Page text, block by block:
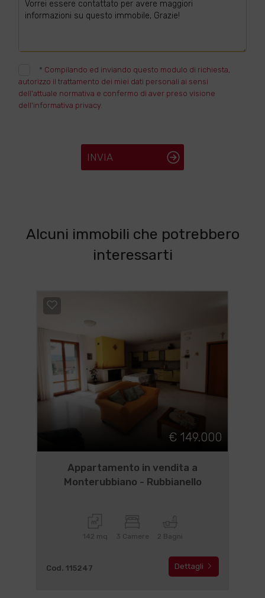
* Compilando ed inviando questo modulo di richiesta,
autorizzo il trattamento dei miei dati personali ai sensi
dell'attuale normativa e confermo di aver preso visione
dell'informativa privacy.
INVIA
Alcuni immobili che potrebbero
interessarti
€ 149.000
Appartamento in vendita a
Monterubbiano - Rubbianello
142 mq 3 Camere 2 Bagni
Cod. 115247 Dettagli